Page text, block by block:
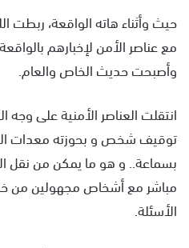
حيث وأثناء هاته الواقعة، ربطت
مع عناصر الأمن لإخبارهم
وأصبحت حديث الخاص والعام.
انتقلت العناصر الأمنية على وجه
توقيف شخص و بحوزته معدات
بسماعة.. و هو ما يمكن من نقل
مباشر مع أشخاص مجهولين من
الأسئلة.